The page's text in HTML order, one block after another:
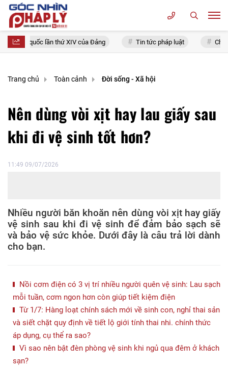
quốc lần thứ XIV của Đảng Tin tức pháp luật Chính
Trang chủ Toàn cảnh Đời sống - Xã hội
Nên dùng vòi xịt hay lau giấy sau
khi đi vệ sinh tốt hơn?
11:49 09/07/2026
Nhiều người băn khoăn nên dùng vòi xịt hay giấy
vệ sinh sau khi đi vệ sinh để đảm bảo sạch sẽ
và bảo vệ sức khỏe. Dưới đây là câu trả lời dành
cho bạn.
Nồi cơm điện có 3 vị trí nhiều người quên vệ sinh: Lau sạch
mỗi tuần, cơm ngon hơn còn giúp tiết kiệm điện
Từ 1/7: Hàng loạt chính sách mới về sinh con, nghỉ thai sản
và siết chặt quy định về tiết lộ giới tính thai nhi. chính thức
áp dụng, cụ thể ra sao?
Vì sao nên bật đèn phòng vệ sinh khi ngủ qua đêm ở khách
sạn?